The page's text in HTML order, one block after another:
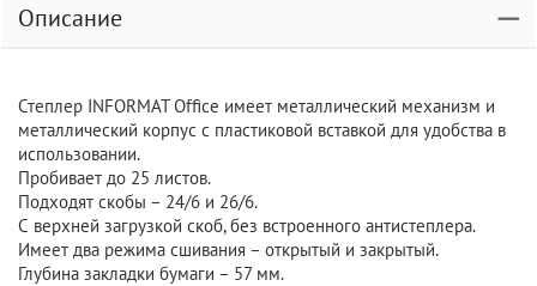
Описание
Степлер INFORMAT Office имеет металлический механизм и
металлический корпус с пластиковой вставкой для удобства в
использовании.
Пробивает до 25 листов.
Подходят скобы – 24/6 и 26/6.
С верхней загрузкой скоб, без встроенного антистеплера.
Имеет два режима сшивания – открытый и закрытый.
Глубина закладки бумаги – 57 мм.